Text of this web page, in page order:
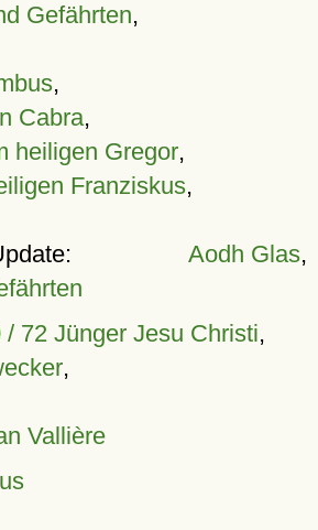
Gefährten,
,
Cabra,
heiligen Gregor,
Franziskus,
Aodh Glas,
/ 72 Jünger Jesu Christi,
,
Vallière